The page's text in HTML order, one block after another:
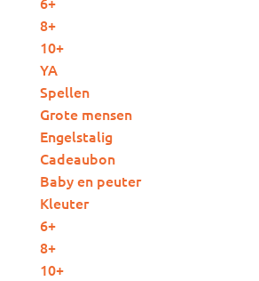
8+
10+
YA
Spellen
Grote mensen
Engelstalig
Cadeaubon
Baby en peuter
Kleuter
6+
8+
10+